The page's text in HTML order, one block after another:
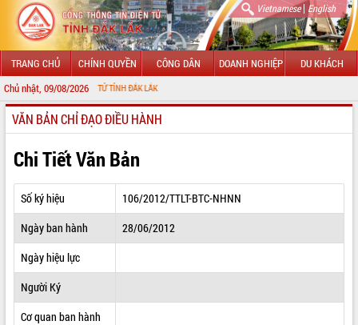
Vietnamese| English
TRANG CHỦ CHÍNH QUYỀN CÔNG DÂN DOANH NGHIỆP DU KHÁCH
Chủ nhật, 09/08/2026
TIN ĐIỆN TỬ TỈNH ĐẮK LẮK
GIỚI THIỆU
LÃNH ĐẠO UBND TỈNH
TIN TỨC SỰ KIỆN
SỞ, BAN, NGÀNH
THÔNG TIN CHỈ ĐẠO ĐIỀU HÀNH
HỆ THỐNG VĂN BẢN
VĂN BẢN CHỈ ĐẠO ĐIỀU HÀNH
Chi Tiết Văn Bản
Số ký hiệu
106/2012/TTLT-BTC-NHNN
Ngày ban hành
28/06/2012
Ngày hiệu lực
Người Ký
Cơ quan ban hành